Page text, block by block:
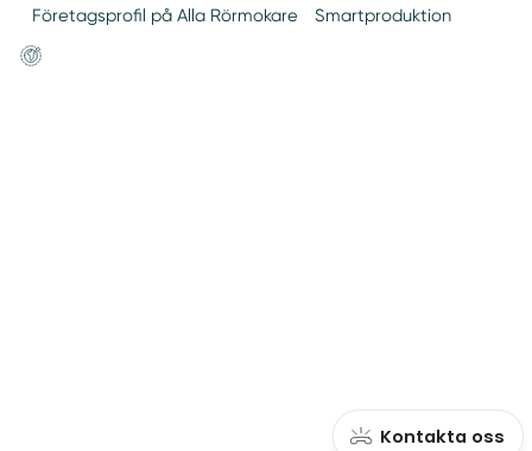
Företagsprofil på Alla Rörmokare
Smartproduktion
Webbsida
Kontakta oss